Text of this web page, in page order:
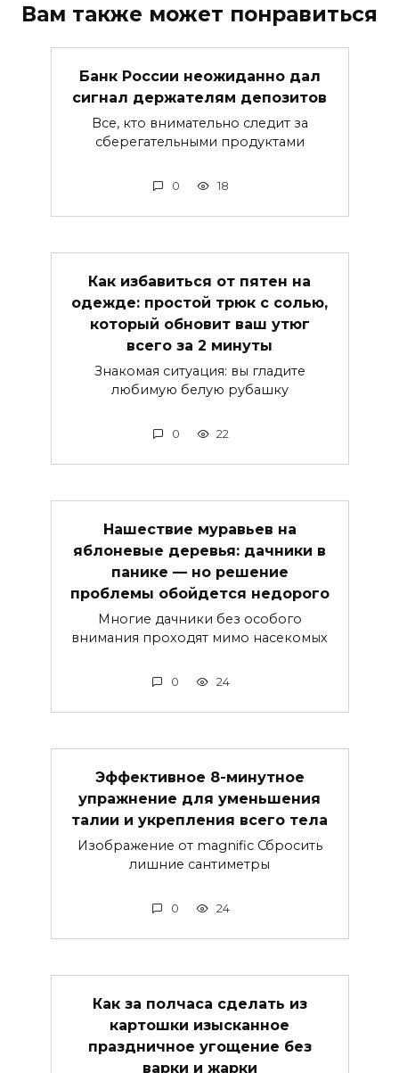
Вам также может понравиться
Банк России неожиданно дал
сигнал держателям депозитов
Все, кто внимательно следит за
сберегательными продуктами
0 18
Как избавиться от пятен на
одежде: простой трюк с солью,
который обновит ваш утюг
всего за 2 минуты
Знакомая ситуация: вы гладите
любимую белую рубашку
0 22
Нашествие муравьев на
яблоневые деревья: дачники в
панике — но решение
проблемы обойдется недорого
Многие дачники без особого
внимания проходят мимо насекомых
0 24
Эффективное 8-минутное
упражнение для уменьшения
талии и укрепления всего тела
Изображение от magnific Сбросить
лишние сантиметры
0 24
Как за полчаса сделать из
картошки изысканное
праздничное угощение без
варки и жарки